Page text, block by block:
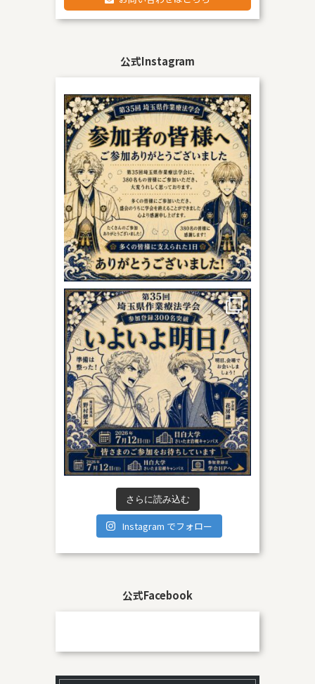
公式Instagram
さらに読み込む
Instagram でフォロー
公式Facebook